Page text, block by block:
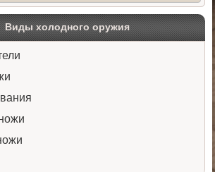
Виды холодного оружия